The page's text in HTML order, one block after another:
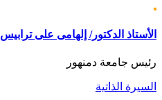
الأستاذ الدكتور/ إلهامى على ترابيس
رئيس جامعة دمنهور
السيرة الذاتية